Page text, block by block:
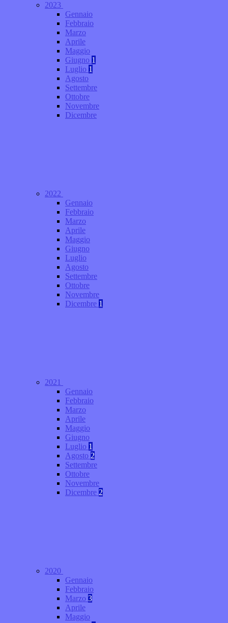
2023
Gennaio
Febbraio
Marzo
Aprile
Maggio
Giugno 1
Luglio 1
Agosto
Settembre
Ottobre
Novembre
Dicembre
2022
Gennaio
Febbraio
Marzo
Aprile
Maggio
Giugno
Luglio
Agosto
Settembre
Ottobre
Novembre
Dicembre 1
2021
Gennaio
Febbraio
Marzo
Aprile
Maggio
Giugno
Luglio 1
Agosto 2
Settembre
Ottobre
Novembre
Dicembre 2
2020
Gennaio
Febbraio
Marzo 3
Aprile
Maggio